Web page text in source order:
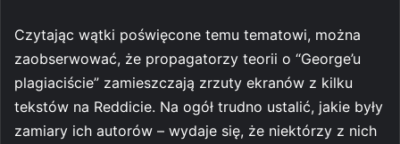
Czytając wątki poświęcone temu tematowi, można
zaobserwować, że propagatorzy teorii o “George’u
plagiaciście” zamieszczają zrzuty ekranów z kilku
tekstów na Reddicie. Na ogół trudno ustalić, jakie były
zamiary ich autorów – wydaje się, że niektórzy z nich